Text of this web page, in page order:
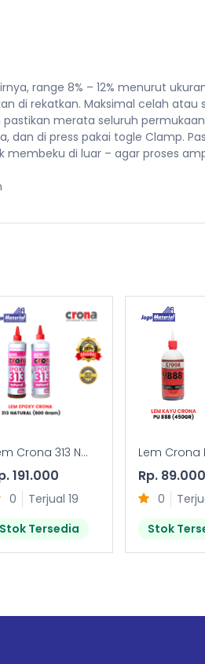
range 8% – 12% menurut
di rekatkan. Maksimal celah
merata seluruh
dan di press pakai togle Clamp.
membeku di luar – agar proses
Crona 313 N...
191.000
0
Terjual 19
Stok Tersedia
Lem Crona
Rp. 89.000
0
Stok